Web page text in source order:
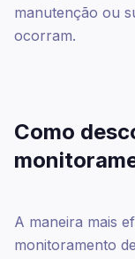
manutenção ou
ocorram.
Como
A maneira mais
monitoramento